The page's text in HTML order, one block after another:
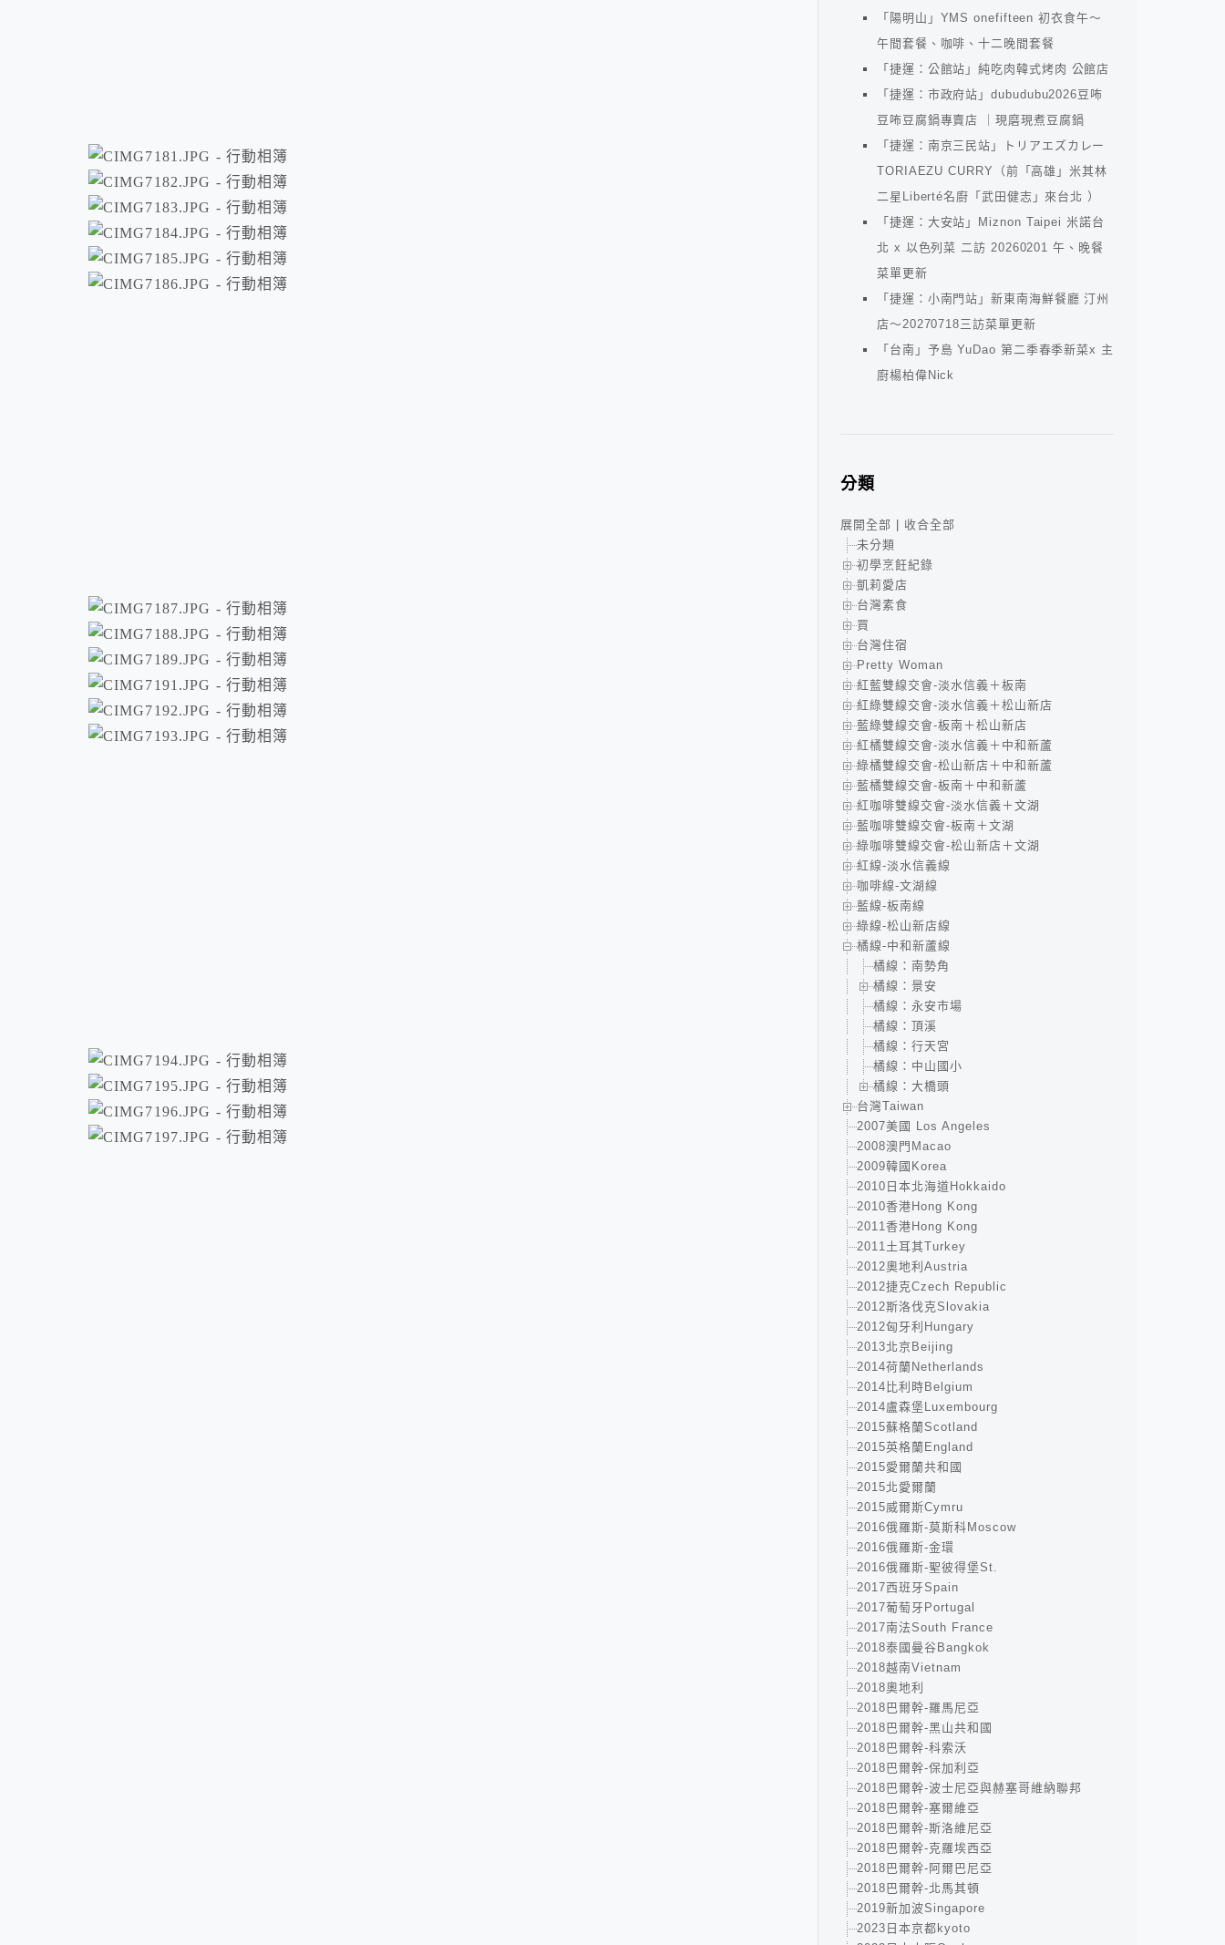
「陽明山」YMS onefifteen 初衣食午～
午間套餐、咖啡、十二晚間套餐
「捷運：公館站」純吃肉韓式烤肉 公館店
「捷運：市政府站」dubudubu2026豆咘
豆咘豆腐鍋專賣店 ｜現磨現煮豆腐鍋
「捷運：南京三民站」トリアエズカレー
TORIAEZU CURRY（前「高雄」米其林
二星Liberté名廚「武田健志」來台北 ）
「捷運：大安站」Miznon Taipei 米諾台
北 x 以色列菜 二訪 20260201 午、晚餐
菜單更新
「捷運：小南門站」新東南海鮮餐廳 汀州
店～20270718三訪菜單更新
「台南」予島 YuDao 第二季春季新菜x 主
廚楊柏偉Nick
分類
展開全部
收合全部
未分類
初學烹飪紀錄
凱莉愛店
台灣素食
買
台灣住宿
Pretty Woman
紅藍雙線交會-淡水信義＋板南
紅綠雙線交會-淡水信義＋松山新店
藍綠雙線交會-板南＋松山新店
紅橘雙線交會-淡水信義＋中和新蘆
綠橘雙線交會-松山新店＋中和新蘆
藍橘雙線交會-板南＋中和新蘆
紅咖啡雙線交會-淡水信義＋文湖
藍咖啡雙線交會-板南＋文湖
綠咖啡雙線交會-松山新店＋文湖
紅線-淡水信義線
咖啡線-文湖線
藍線-板南線
綠線-松山新店線
橘線-中和新蘆線
橘線：南勢角
橘線：景安
橘線：永安市場
橘線：頂溪
橘線：行天宮
橘線：中山國小
橘線：大橋頭
台灣Taiwan
2007美國 Los Angeles
2008澳門Macao
2009韓國Korea
2010日本北海道Hokkaido
2010香港Hong Kong
2011香港Hong Kong
2011土耳其Turkey
2012奧地利Austria
2012捷克Czech Republic
2012斯洛伐克Slovakia
2012匈牙利Hungary
2013北京Beijing
2014荷蘭Netherlands
2014比利時Belgium
2014盧森堡Luxembourg
2015蘇格蘭Scotland
2015英格蘭England
2015愛爾蘭共和國
2015北愛爾蘭
2015威爾斯Cymru
2016俄羅斯-莫斯科Moscow
2016俄羅斯-金環
2016俄羅斯-聖彼得堡St.
2017西班牙Spain
2017葡萄牙Portugal
2017南法South France
2018泰國曼谷Bangkok
2018越南Vietnam
2018奧地利
2018巴爾幹-羅馬尼亞
2018巴爾幹-黑山共和國
2018巴爾幹-科索沃
2018巴爾幹-保加利亞
2018巴爾幹-波士尼亞與赫塞哥維納聯邦
2018巴爾幹-塞爾維亞
2018巴爾幹-斯洛維尼亞
2018巴爾幹-克羅埃西亞
2018巴爾幹-阿爾巴尼亞
2018巴爾幹-北馬其頓
2019新加波Singapore
2023日本京都kyoto